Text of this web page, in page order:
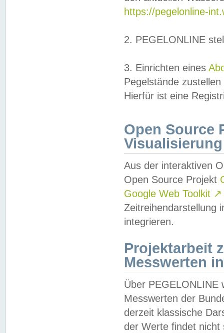
https://pegelonline-
2. PEGELONLINE
3. Einrichten eines
Pegelstände
Hierfür ist eine
Open Source
Visualisierung
Aus der interaktiven
Open Source Projekt
Google Web Toolkit ↗
Zeitreihendarstellung
integrieren.
Projektarbeit
Messwerten
Über PEGELONLINE
Messwerten der
derzeit klassische
der Werte findet